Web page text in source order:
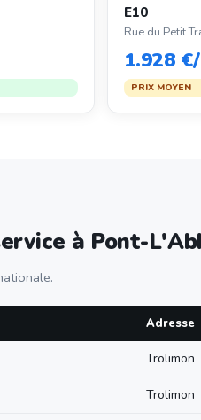
E10
Rue du Petit
1.928
PRIX MOYEN
à Pont-
Adresse
Trolimon
Trolimon